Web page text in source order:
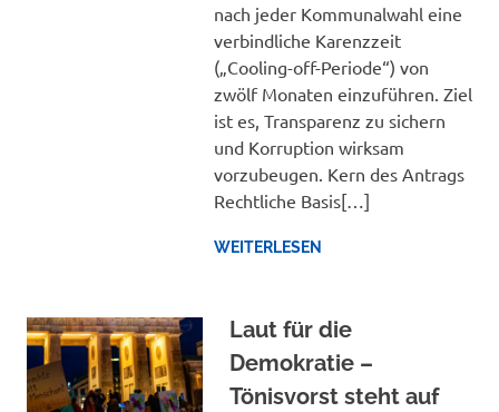
nach jeder Kommunalwahl eine
verbindliche Karenzzeit
(„Cooling-off-Periode“) von
zwölf Monaten einzuführen. Ziel
ist es, Transparenz zu sichern
und Korruption wirksam
vorzubeugen. Kern des Antrags
Rechtliche Basis[…]
WEITERLESEN
Laut für die
Demokratie –
Tönisvorst steht auf